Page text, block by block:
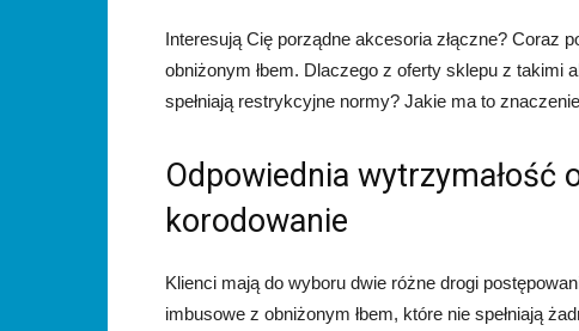
Interesują Cię porządne akcesoria złączne? Coraz
obniżonym łbem. Dlaczego z oferty sklepu z takimi
spełniają restrykcyjne normy? Jakie ma to
Odpowiednia wytrzymałość
korodowanie
Klienci mają do wyboru dwie różne drogi
imbusowe z obniżonym łbem, które nie spełniają